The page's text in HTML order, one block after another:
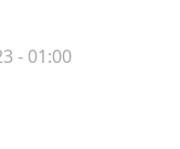
- 01:00